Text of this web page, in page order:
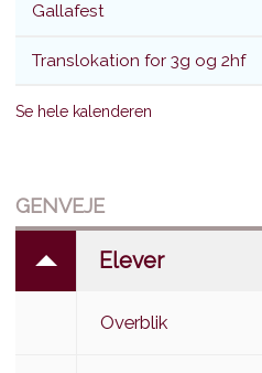
Gallafest
Translokation for 3g og 2hf
Se hele kalenderen
GENVEJE
Elever
Overblik